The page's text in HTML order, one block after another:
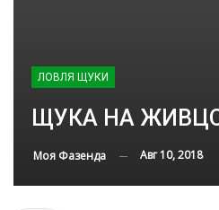
ЛОВЛЯ ЩУКИ
ЩУКА НА
Моя Фазенда Авг 10, 2018